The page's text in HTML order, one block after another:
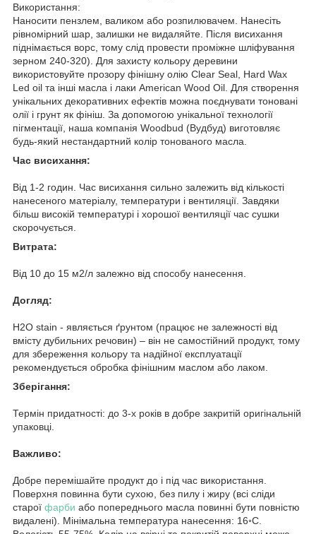
Використання:
Наносити пензлем, валиком або розпилювачем. Нанесіть
рівномірний шар, залишки не видаляйте. Після висихання
піднімається ворс, тому слід провести проміжне шліфування
зерном 240-320). Для захисту кольору деревини
використовуйте прозору фінішну олію Clear Seal, Hard Wax
Led oil та інші масла і лаки American Wood Oil. Для створення
унікальних декоративних ефектів можна поєднувати тоновані
олії і грунт як фініш. За допомогою унікальної технології
пігментації, наша компанія Woodbud (Вудбуд) виготовляє
будь-який нестандартний колір тонованого масла.
Час висихання:
Від 1-2 годин. Час висихання сильно залежить від кількості
нанесеного матеріалу, температури і вентиляції. Завдяки
більш високій температурі і хорошої вентиляції час сушки
скорочується.
Витрата:
Від 10 до 15 м2/л залежно від способу нанесення.
Догляд:
H2O stain - являється ґрунтом (працює не залежності від
вмісту дубильних речовин) – він не самостійний продукт, тому
для збереження кольору та надійної експлуатації
рекомендується обробка фінішним маслом або лаком.
Зберігання:
Термін придатності: до 3-х років в добре закритій оригінальній
упаковці.
Важливо:
Добре перемішайте продукт до і під час використання.
Поверхня повинна бути сухою, без пилу і жиру (всі сліди
старої фарби або попереднього масла повинні бути повністю
видалені). Мінімальна температура нанесення: 16◦С.